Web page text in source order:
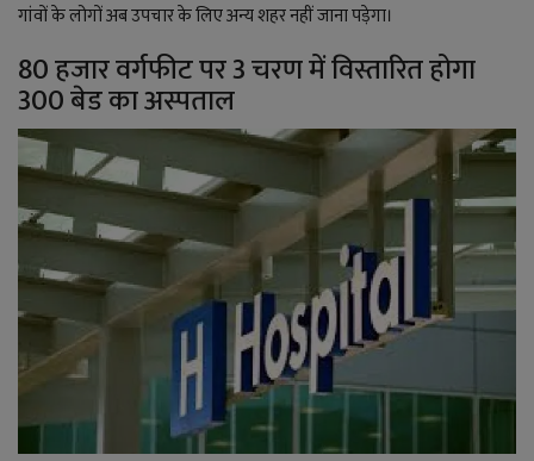
गांवों के लोगों अब उपचार के लिए अन्य शहर नहीं जाना पड़ेगा।
80 हजार वर्गफीट पर 3 चरण में विस्तारित होगा
300 बेड का अस्पताल